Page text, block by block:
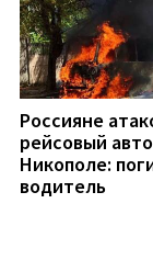
Россияне
рейсовый
Никополе:
водитель